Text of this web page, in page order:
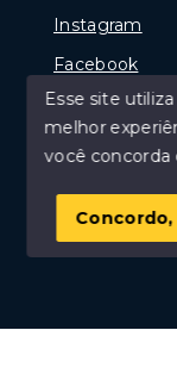
Instagram
Facebook
© Copyright
SITE PARA IMOBILIARIA
Esse site utiliza
melhor
você concorda